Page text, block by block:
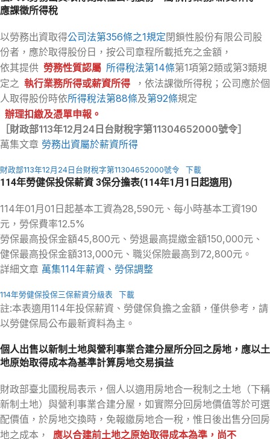
應課徵所得稅
以勞務出資取得公司法第356條之1規定閉鎖性股份有限公司股
份者，應於取得股份日，按公司章程所載抵充之金額，
依其提供 勞務性質認屬 所得稅法第14條第1項第2類或第3類規
定之 執行業務所得或薪資所得
，依法課徵所得稅；公司應於個
人取得股份時依所得稅法第88條及第92條規定
辦理扣繳及憑單申報。
［財政部113年12月24日台財稅字第11304652000號令］
萬集文章 勞務出資屬於薪資所得
財政部113年12月24日台財稅字第11304652000號令 下載
114年勞健保投保薪資 3保分擔表(114年1月1日起適用)
114年01月01日起基本工資為28,590元、每小時基本工資190
元，勞保費率12.5%
勞保最高投保金額45,800元、勞退最高提繳金額150,000元、
健保最高投保金額313,000元、職災保險最高到72,800元。
詳細文章 萬集114年薪資、勞保調整
114年勞健保投保三保薪資分級表 下載
註:本表適用114年投保薪資、勞健保負擔之金額，僅供參考，請
以勞健保局公布最新資料為主。
個人出售以新制土地與營利事業合建分屋所分回之房地，應以土
地原始取得成本為基準計算房地交易損益
財政部臺北國稅局表示，個人以適用房地合一稅制之土地（下稱
新制土地）與營利事業合建分屋，如實際分回房地價值等於可選
配價值，於房地交換時，免報繳房地合一稅，惟日後出售分回房
地之成本，
應以合建前土地之原始取得成本為準，尚不